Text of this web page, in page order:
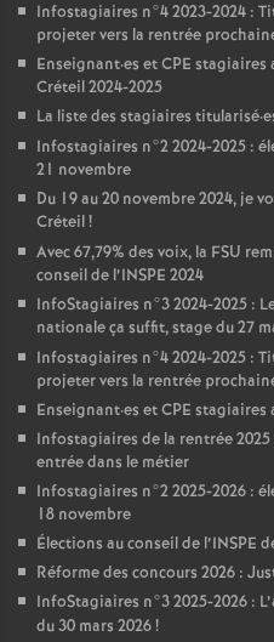
Infostagiaires n°4 2023-2024 :
projeter vers la rentrée
Enseignant·es etCPE stagiaires
Créteil 2024-2025
La liste des stagiaires titularisé·
Infostagiaires n°2 2024-2025 :
21 novembre
Du 19 au 20 novembre 2024, je
Créteil!
Avec 67,79% des voix, la FSU
conseil de l’INSPE 2024
InfoStagiaires n°3 2024-2025 :
nationale ça suffit, stage du 27
Infostagiaires n°4 2024-2025 :
projeter vers la rentrée
Enseignant·es etCPE stagiaires
Infostagiaires de la rentrée
entrée dans le métier
Infostagiaires n°2 2025-2026 :
18 novembre
Élections au conseil de l’INSPE
Réforme des concours 2026 :
InfoStagiaires n°3 2025-2026 :
du 30 mars 2026!